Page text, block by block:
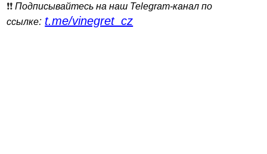
❗️❗️Подписывайтесь на наш Telegram-канал по
ссылке: t.me/vinegret_cz